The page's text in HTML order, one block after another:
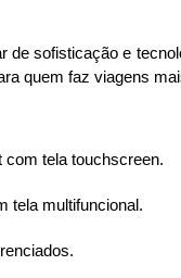
de sofisticação e
quem faz viagens
com tela touchscreen.
tela multifuncional.